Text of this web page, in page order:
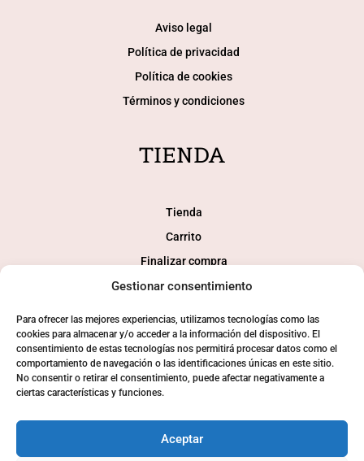
Gestionar consentimiento
Para ofrecer las mejores experiencias, utilizamos tecnologías como las
cookies para almacenar y/o acceder a la información del dispositivo. El
consentimiento de estas tecnologías nos permitirá procesar datos como el
comportamiento de navegación o las identificaciones únicas en este sitio.
No consentir o retirar el consentimiento, puede afectar negativamente a
ciertas características y funciones.
Aceptar
Aviso legal
Política de privacidad
Política de cookies
Términos y condiciones
TIENDA
Tienda
Carrito
Finalizar compra
Mi cuenta
SOCIAL